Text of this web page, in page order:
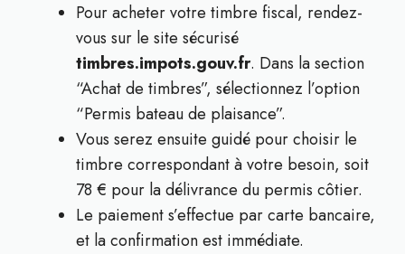
Pour acheter votre timbre fiscal, rendez-
vous sur le site sécurisé
timbres.impots.gouv.fr. Dans la section
“Achat de timbres”, sélectionnez l’option
“Permis bateau de plaisance”.
Vous serez ensuite guidé pour choisir le
timbre correspondant à votre besoin, soit
78 € pour la délivrance du permis côtier.
Le paiement s’effectue par carte bancaire,
et la confirmation est immédiate.